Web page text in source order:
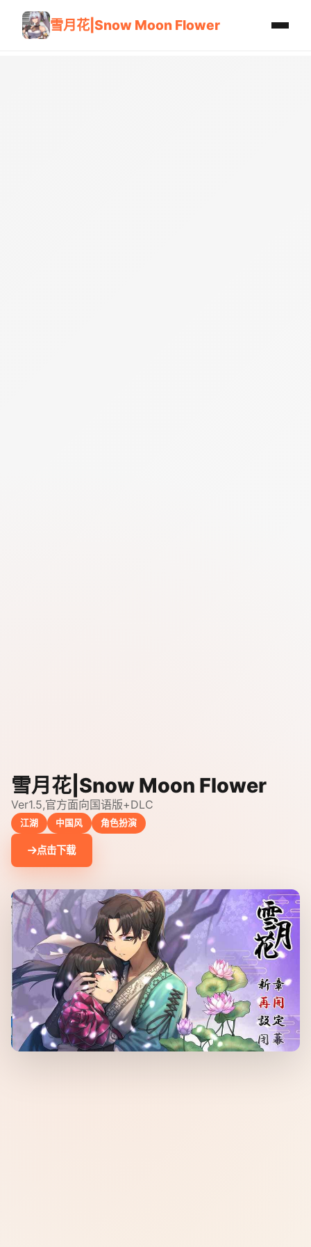
雪月花|Snow Moon Flower
雪月花|Snow Moon Flower
Ver1.5,官方面向国语版+DLC
江湖 中国风 角色扮演
点击下载